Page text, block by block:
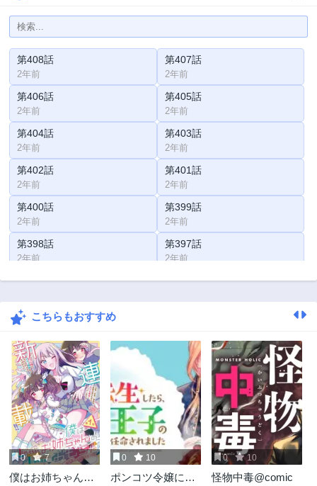
第408話
2年前
第407話
2年前
第406話
2年前
第405話
2年前
第404話
2年前
第403話
2年前
第402話
2年前
第401話
2年前
第400話
2年前
第399話
2年前
第398話
2年前
第397話
2年前
第396話 第395話
第394話
第392話
2年前
第292話
2年前
第391話
2年前
第390話
2年前
第389話
2年前
第388話
2年前
第387話
4ヶ月前
第386話
2年前
こちらもおすすめ
0 7
僕はお姉ちゃんの
0 10
ポンコツ令嬢に転
0 10
怪物中毒@comic